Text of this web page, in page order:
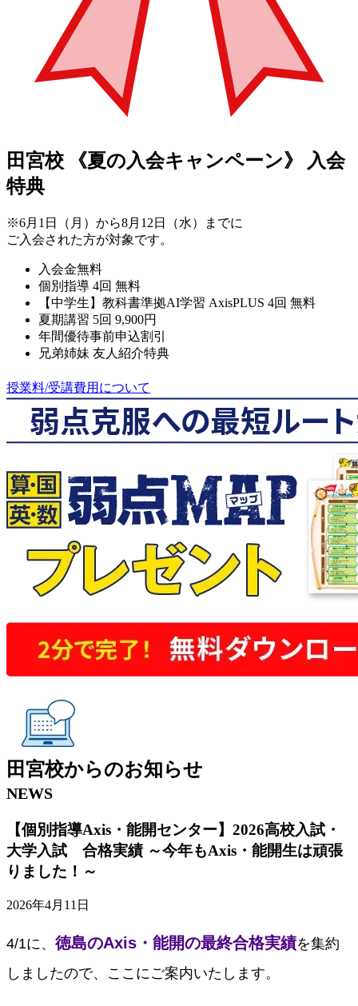
田宮校 《夏の入会キャンペーン》
入会
特典
※6月1日（月）から8月12日（水）までに
ご入会された方が対象です。
入会金無料
個別指導 4回 無料
【中学生】教科書準拠AI学習 AxisPLUS 4回 無料
夏期講習 5回 9,900円
年間優待事前申込割引
兄弟姉妹 友人紹介特典
授業料/受講費用について
田宮校からのお知らせ
NEWS
【個別指導Axis・能開センター】2026高校入試・
大学入試 合格実績 ～今年もAxis・能開生は頑張
りました！～
2026年4月11日
4/1に、 徳島のAxis・能開の最終合格実績を集約
しましたので、ここにご案内いたします。